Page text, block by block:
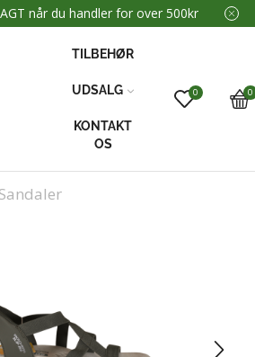
når du handler for over 500kr
TILBEHØR
UDSALG
KONTAKT
OS
0 0
Sandaler